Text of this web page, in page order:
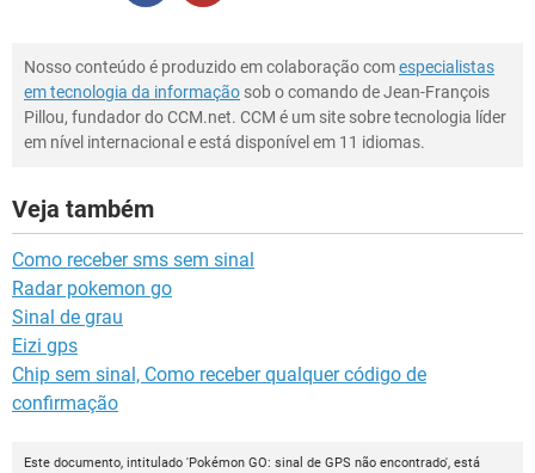
Nosso conteúdo é produzido em colaboração comespecialistas
em tecnologia da informação sob o comando de Jean-François
Pillou, fundador do CCM.net. CCM é um site sobre tecnologia líder
em nível internacional e está disponível em 11 idiomas.
Veja também
Como receber sms sem sinal
Radar pokemon go
Sinal de grau
Eizi gps
Chip sem sinal, Como receber qualquer código de
confirmação
Este documento, intitulado 'Pokémon GO: sinal de GPS não encontrado', está